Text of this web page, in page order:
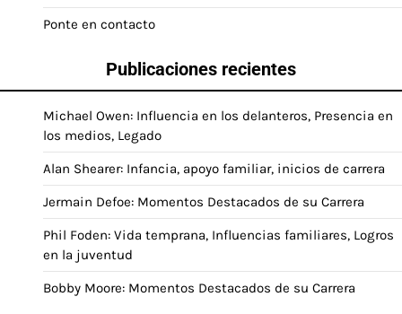
Ponte en contacto
Publicaciones recientes
Michael Owen: Influencia en los delanteros, Presencia en
los medios, Legado
Alan Shearer: Infancia, apoyo familiar, inicios de carrera
Jermain Defoe: Momentos Destacados de su Carrera
Phil Foden: Vida temprana, Influencias familiares, Logros
en la juventud
Bobby Moore: Momentos Destacados de su Carrera